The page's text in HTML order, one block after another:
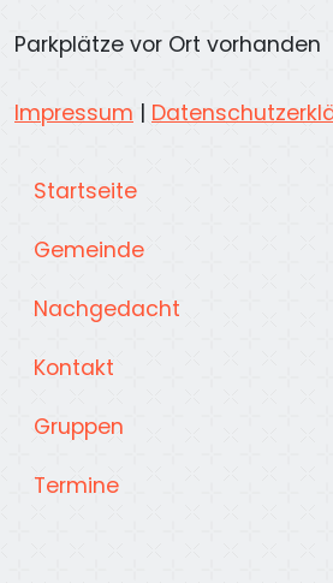
Parkplätze vor Ort vorhanden
Impressum |
Startseite
Gemeinde
Nachgedacht
Kontakt
Gruppen
Termine